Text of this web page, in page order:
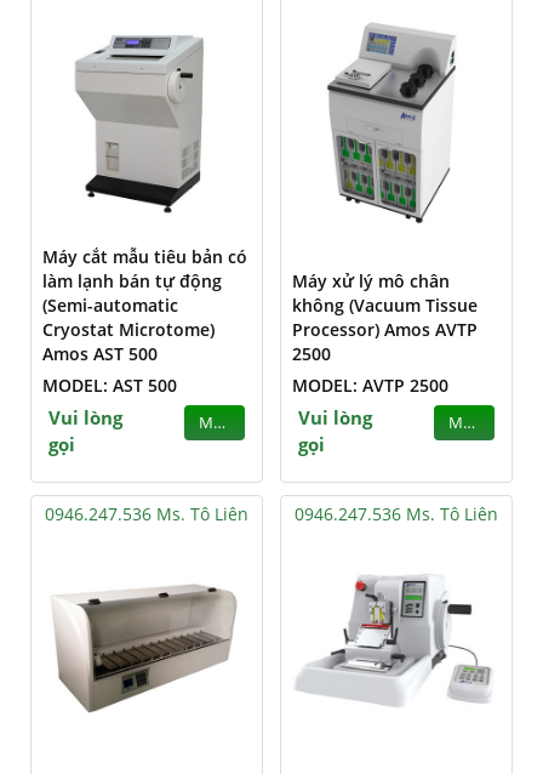
Máy cắt mẫu tiêu bản có
làm lạnh bán tự động
(Semi-automatic
Cryostat Microtome)
Amos AST 500
MODEL: AST 500
Vui lòng
gọi
MUA
Máy xử lý mô chân
không (Vacuum Tissue
Processor) Amos AVTP
2500
MODEL: AVTP 2500
Vui lòng
gọi
MUA
0946.247.536 Ms. Tô Liên 0946.247.536 Ms. Tô Liên